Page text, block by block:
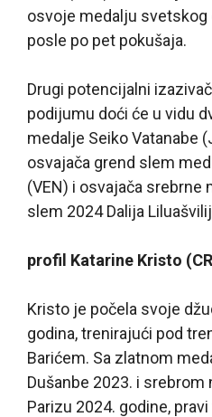
osvoje medalju svetskog
posle po pet pokušaja.
Drugi potencijalni
podijumu doći će u vidu
medalje Seiko Vatanabe
osvajača grend slem
(VEN) i osvajača srebrne
slem 2024 Dalija
profil Katarine Kristo
Kristo je počela svoje
godina, trenirajući pod
Barićem. Sa zlatnom
Dušanbe 2023. i srebrom
Parizu 2024. godine,